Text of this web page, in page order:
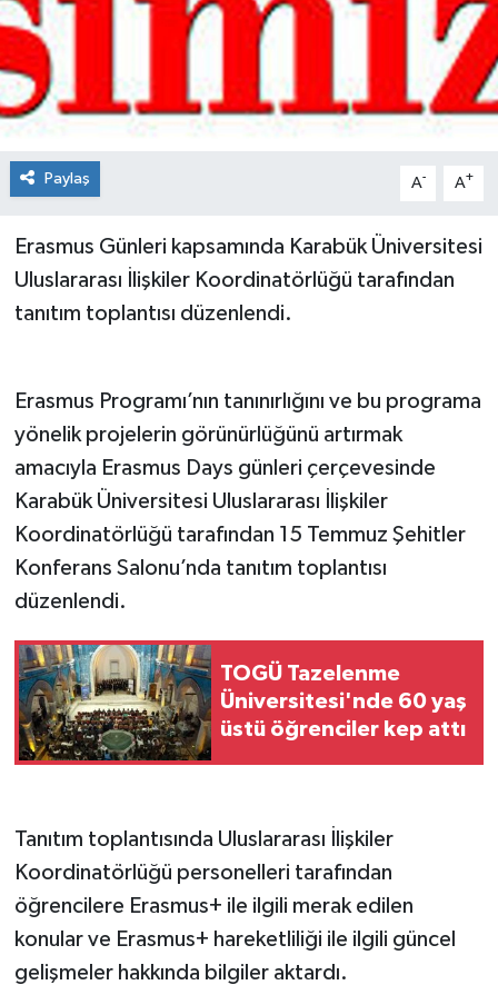
Paylaş A- A+
Erasmus Günleri kapsamında Karabük Üniversitesi
Uluslararası İlişkiler Koordinatörlüğü tarafından
tanıtım toplantısı düzenlendi.
Erasmus Programı’nın tanınırlığını ve bu programa
yönelik projelerin görünürlüğünü artırmak
amacıyla Erasmus Days günleri çerçevesinde
Karabük Üniversitesi Uluslararası İlişkiler
Koordinatörlüğü tarafından 15 Temmuz Şehitler
Konferans Salonu’nda tanıtım toplantısı
düzenlendi.
TOGÜ Tazelenme
Üniversitesi'nde 60 yaş
üstü öğrenciler kep attı
Tanıtım toplantısında Uluslararası İlişkiler
Koordinatörlüğü personelleri tarafından
öğrencilere Erasmus+ ile ilgili merak edilen
konular ve Erasmus+ hareketliliği ile ilgili güncel
gelişmeler hakkında bilgiler aktardı.
Spor
Teknoloji